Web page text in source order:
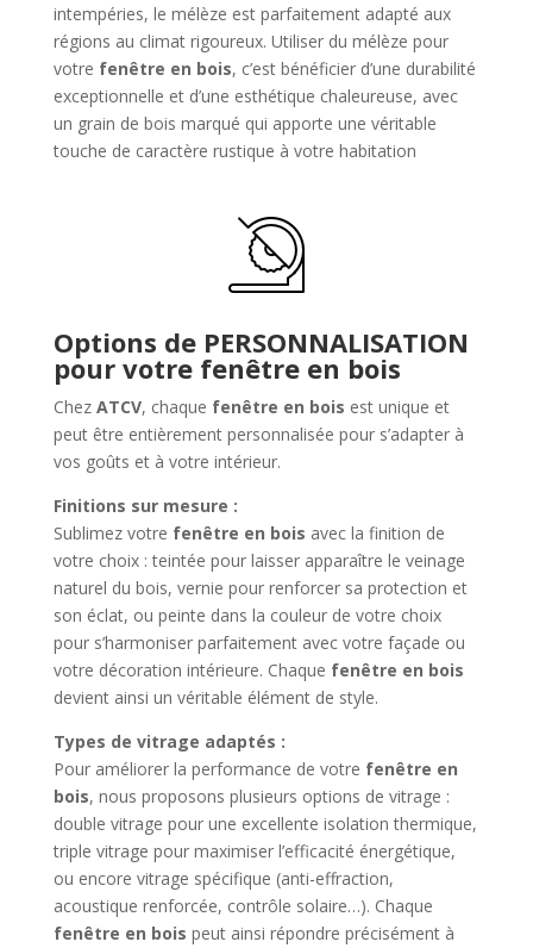
intempéries, le mélèze est parfaitement adapté aux
régions au climat rigoureux. Utiliser du mélèze pour
votre fenêtre en bois, c’est bénéficier d’une durabilité
exceptionnelle et d’une esthétique chaleureuse, avec
un grain de bois marqué qui apporte une véritable
touche de caractère rustique à votre habitation
Options de PERSONNALISATION
pour votre fenêtre en bois
Chez ATCV, chaque fenêtre en bois est unique et
peut être entièrement personnalisée pour s’adapter à
vos goûts et à votre intérieur.
Finitions sur mesure :
Sublimez votre fenêtre en bois avec la finition de
votre choix : teintée pour laisser apparaître le veinage
naturel du bois, vernie pour renforcer sa protection et
son éclat, ou peinte dans la couleur de votre choix
pour s’harmoniser parfaitement avec votre façade ou
votre décoration intérieure. Chaque fenêtre en bois
devient ainsi un véritable élément de style.
Types de vitrage adaptés :
Pour améliorer la performance de votre fenêtre en
bois, nous proposons plusieurs options de vitrage :
double vitrage pour une excellente isolation thermique,
triple vitrage pour maximiser l’efficacité énergétique,
ou encore vitrage spécifique (anti-effraction,
acoustique renforcée, contrôle solaire…). Chaque
fenêtre en bois peut ainsi répondre précisément à